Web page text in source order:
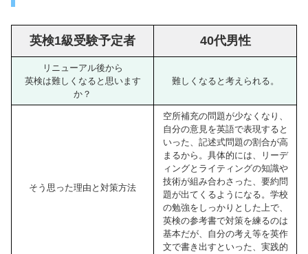
英検1級受験予定者 40代男性
リニューアル後から
英検は難しくなると思います
か？
難しくなると考えられる。
そう思った理由と対策方法
空所補充の問題が少なくなり、
自分の意見を英語で表現すると
いった、記述式問題の割合が高
まるから。具体的には、リーデ
ィングとライティングの知識や
技術が組み合わさった、要約問
題が出てくるようになる。学校
の勉強をしっかりとした上で、
英検の参考書で対策を練るのは
基本だが、自分の考え等を英作
文で書き出すといった、実践的